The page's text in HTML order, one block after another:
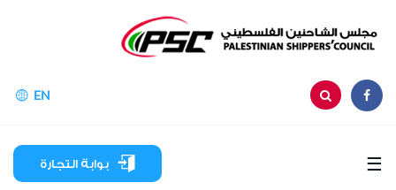
EN
☰ بوابة التجارة